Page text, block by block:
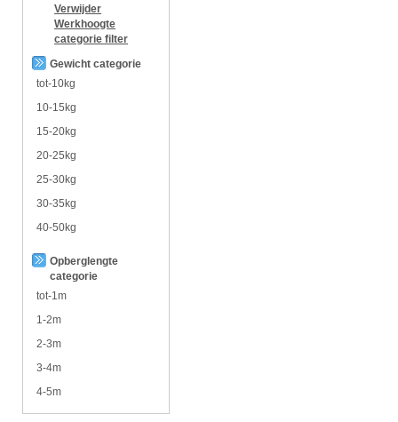
Verwijder
Werkhoogte
categorie filter
Gewicht categorie
tot-10kg
10-15kg
15-20kg
20-25kg
25-30kg
30-35kg
40-50kg
Opberglengte
categorie
tot-1m
1-2m
2-3m
3-4m
4-5m